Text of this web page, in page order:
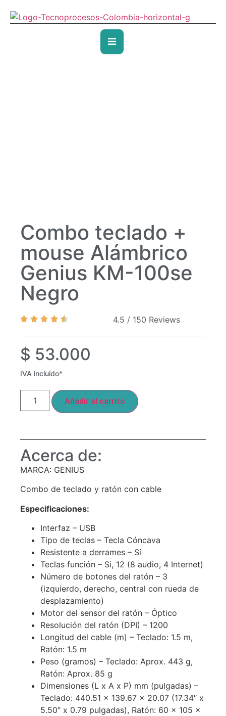
Combo teclado +
mouse Alámbrico
Genius KM-100se
Negro
4.5 / 150 Reviews
$ 53.000
IVA incluido*
Añadir al carrito
Acerca de:
MARCA: GENIUS
Combo de teclado y ratón con cable
Especificaciones:
Interfaz – USB
Tipo de teclas – Tecla Cóncava
Resistente a derrames – Sí
Teclas función – Si, 12 (8 audio, 4 Internet)
Número de botones del ratón – 3
(izquierdo, derecho, central con rueda de
desplazamiento)
Motor del sensor del ratón – Óptico
Resolución del ratón (DPI) – 1200
Longitud del cable (m) – Teclado: 1.5 m,
Ratón: 1.5 m
Peso (gramos) – Teclado: Aprox. 443 g,
Ratón: Aprox. 85 g
Dimensiones (L x A x P) mm (pulgadas) –
Teclado: 440.51 x 139.67 x 20.07 (17.34″ x
5.50″ x 0.79 pulgadas), Ratón: 60 x 105 x